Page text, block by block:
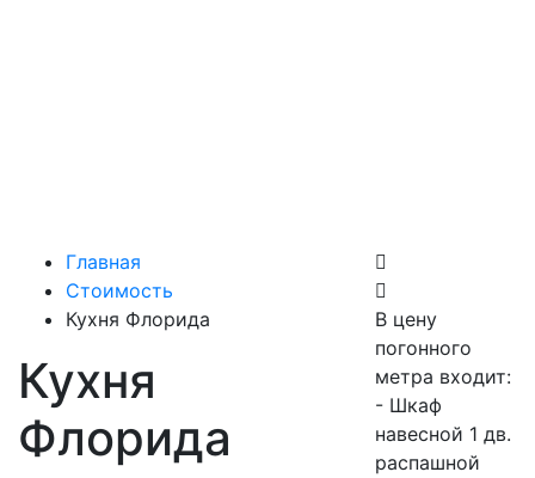
Главная
Стоимость
Кухня Флорида
Кухня
Флорида
В цену
погонного
метра входит:
- Шкаф
навесной 1 дв.
распашной